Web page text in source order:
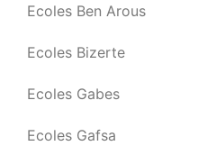
Ecoles Ben Arous
Ecoles Bizerte
Ecoles Gabes
Ecoles Gafsa